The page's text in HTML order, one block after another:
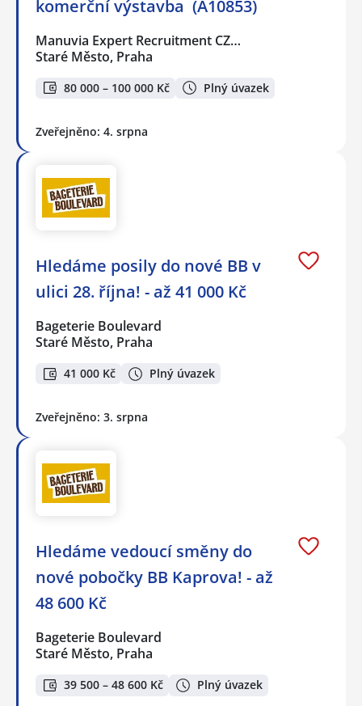
komerční výstavba ️ (A10853)
Manuvia Expert Recruitment CZ…
Staré Město, Praha
80 000 – 100 000 Kč Plný úvazek
Zveřejněno: 4. srpna
Hledáme posily do nové BB v
ulici 28. října! - až 41 000 Kč
Bageterie Boulevard
Staré Město, Praha
41 000 Kč Plný úvazek
Zveřejněno: 3. srpna
Hledáme vedoucí směny do
nové pobočky BB Kaprova! - až
48 600 Kč
Bageterie Boulevard
Staré Město, Praha
39 500 – 48 600 Kč Plný úvazek